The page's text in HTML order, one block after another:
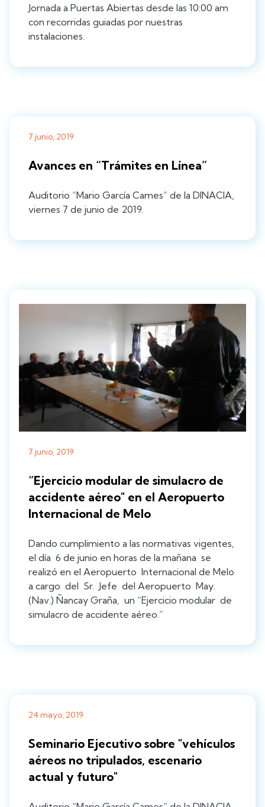
Jornada a Puertas Abiertas desde las 10:00 am
con recorridas guiadas por nuestras
instalaciones.
7 junio, 2019
Avances en “Trámites en Línea”
Auditorio “Mario García Cames” de la DINACIA,
viernes 7 de junio de 2019.
7 junio, 2019
“Ejercicio modular de simulacro de
accidente aéreo" en el Aeropuerto
Internacional de Melo
Dando cumplimiento a las normativas vigentes,
el día 6 de junio en horas de la mañana se
realizó en el Aeropuerto Internacional de Melo
a cargo del Sr. Jefe del Aeropuerto May.
(Nav.) Ñancay Graña, un “Ejercicio modular de
simulacro de accidente aéreo.”
24 mayo, 2019
Seminario Ejecutivo sobre "vehículos
aéreos no tripulados, escenario
actual y futuro"